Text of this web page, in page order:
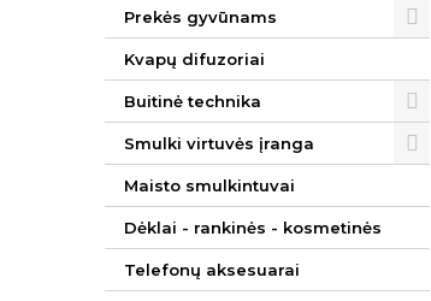
Prekės gyvūnams
Kvapų difuzoriai
Buitinė technika
Smulki virtuvės įranga
Maisto smulkintuvai
Dėklai - rankinės - kosmetinės
Telefonų aksesuarai